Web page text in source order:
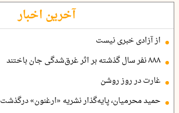
آخرین اخبار
از آزادی خبری نیست
۸۸۸ نفر سال گذشته بر اثر غرق‌شدگی جان باختند
غارت در روز روشن
حمید محرمیان، پایه‌گذار نشریه «ارغنون» درگذشت